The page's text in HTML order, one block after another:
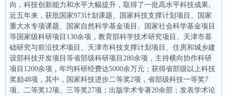
向，科技创新能力和水平大幅提升，取得了一批高水平科技成果。
近五年来，获批国家973计划课题、国家科技支撑计划项目、国家
重大水专项课题、国家自然科学基金项目、国家社会科学基金项目
等国家级科研项目130余项，教育部科学技术研究项目、天津市基
础研究与前沿技术项目、天津市科技支撑计划项目、住房和城乡建
设部科技开发项目等省部级科研项目280余项，主持横向协作科研
项目1200余项，年均科研经费达5000余万元；获得省部级以上科技
奖励48项，其中，国家科技进步二等奖2项，省部级科技一等奖7
项、二等奖12项、三等奖27项；出版学术专著20余部；发表学术论